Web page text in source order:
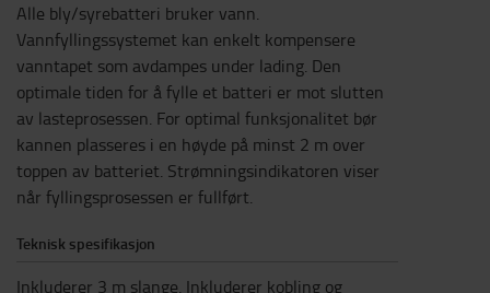
Alle bly/syrebatteri bruker vann.
Vannfyllingssystemet kan enkelt kompensere
vanntapet som avdampes under lading. Den
optimale tiden for å fylle et batteri er mot slutten
av lasteprosessen. For optimal funksjonalitet bør
kannen plasseres i en høyde på minst 2 m over
toppen av batteriet. Strømningsindikatoren viser
når fyllingsprosessen er fullført.
Teknisk spesifikasjon
Inkluderer 3 m slange. Inkluderer kobling og